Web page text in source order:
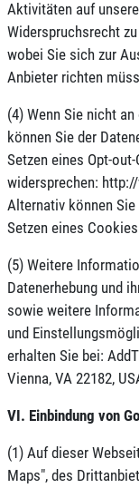
Aktivitäten auf
Widerspruchsrecht
wobei Sie sich zur
Anbieter richten
(4) Wenn Sie nicht
können Sie der
Setzen eines Opt-
widersprechen:
Alternativ können
Setzen eines
(5) Weitere
Datenerhebung und
sowie weitere
und
erhalten Sie bei:
Vienna, VA 22182,
VI. Einbindung von
(1) Auf dieser
Maps", des